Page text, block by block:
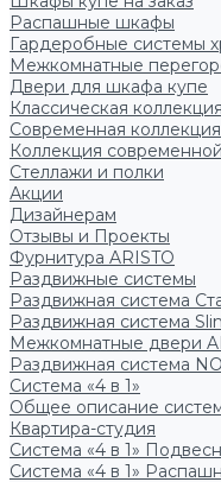
Распашные шкафы
Гардеробные системы
Межкомнатные
Двери для шкафа купе
Классическая коллекция
Современная коллекция
Коллекция
Стеллажи и полки
Акции
Дизайнерам
Отзывы и Проекты
Фурнитура ARISTO
Раздвижные системы
Раздвижная система
Раздвижная система
Межкомнатные двери
Раздвижная система
Система «4 в 1»
Общее описание
Квартира-студия
Система «4 в 1»
Система «4 в 1»